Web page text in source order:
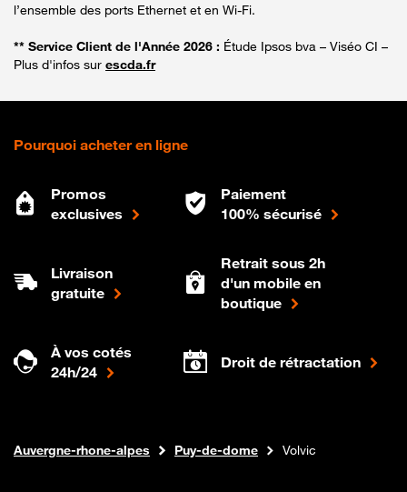
l’ensemble des ports Ethernet et en Wi-Fi.
** Service Client de l'Année 2026 : Étude Ipsos bva – Viséo CI –
Plus d'infos sur escda.fr
Pourquoi acheter en ligne
Promos
exclusives
Paiement
100% sécurisé
Livraison
gratuite
Retrait sous 2h
d'un mobile en
boutique
À vos cotés
24h/24
Droit de rétractation
Boutique Orange
Internet fibre
Auvergne-rhone-alpes Puy-de-dome Volvic